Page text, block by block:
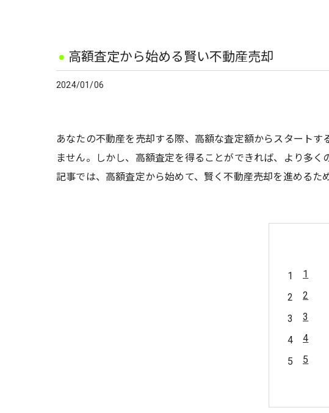
高額査定から始める賢い不動産売却
2024/01/06
あなたの不動産を売却する際、高額な査定額からスタート
ません。しかし、高額査定を得ることができれば、より多
記事では、高額査定から始めて、賢く不動産売却を進めるた
1
2
3
4
5